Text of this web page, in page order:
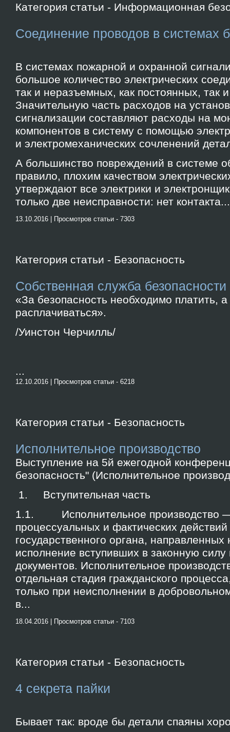
Категория статьи - Информационная
Cоединение проводов в системах
В системах пожарной и охранной
большое количество электрических
так и неразъемных, как постоянных, так
Значительную часть расходов на
сигнализации составляют расходы на
компонентов в систему с помощью
и электромеханических сочленений
А большинство повреждений в системе
правило, плохим качеством
утверждают все электрики и
только две неисправности: нет контакта...
13.10.2016 | Просмотров статьи - 7303
Категория статьи - Безопасность
Собственная служба безопасности
«За безопасность необходимо платить, а
расплачиваться».
/Уинстон Черчилль/
...
12.10.2016 | Просмотров статьи - 6218
Категория статьи - Безопасность
Исполнительное производство
Выступление на 5й ежегодной
безопасность" (Исполнительное
1. Вступительная часть
1.1. Исполнительное производство —
процессуальных и фактических
государственного органа, направленных
исполнение вступивших в законную
документов. Исполнительное
отдельная стадия гражданского
только при неисполнении в
в...
18.04.2016 | Просмотров статьи - 7103
Категория статьи - Безопасность
4 секрета пайки
Бывает так: вроде бы детали спаяны